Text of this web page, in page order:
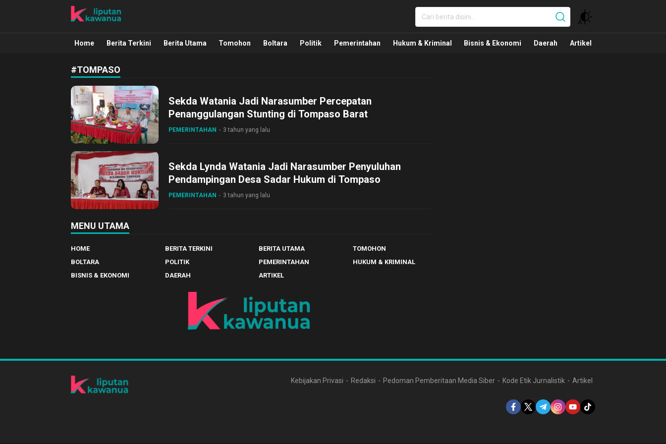
Liputan Kawanua
Berita Manado, Sulawesi Utara, Kawanua, Politik, Pemerintahan, Hukum Kriminal dan Nasional
Home Berita Terkini Berita Utama Tomohon Boltara Politik Pemerintahan Hukum & Kriminal Bisnis & Ekonomi Daerah Artikel
#TOMPASO
Sekda Watania Jadi Narasumber Percepatan
Penanggulangan Stunting di Tompaso Barat
PEMERINTAHAN 3 tahun yang lalu
Sekda Lynda Watania Jadi Narasumber Penyuluhan
Pendampingan Desa Sadar Hukum di Tompaso
PEMERINTAHAN 3 tahun yang lalu
MENU UTAMA
HOME BERITA TERKINI BERITA UTAMA
TOMOHON
BOLTARA
POLITIK PEMERINTAHAN
HUKUM & KRIMINAL
BISNIS & EKONOMI
DAERAH ARTIKEL
Kebijakan Privasi Redaksi Pedoman Pemberitaan Media Siber Kode Etik Jurnalistik Artikel